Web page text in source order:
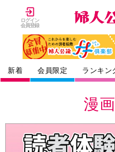
ログイン
会員登録
新着 会員限定 ランキン
漫